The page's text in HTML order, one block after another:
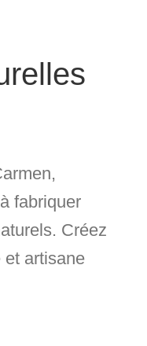
fabriquer
Créez
et artisane